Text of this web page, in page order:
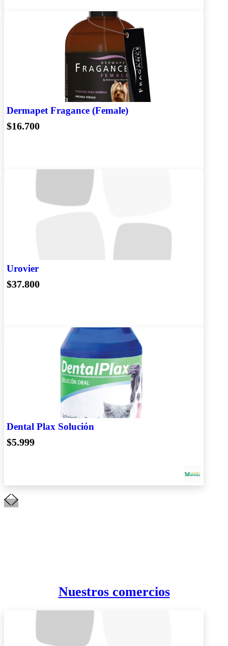
Dermapet Fragance (Female)
$16.700
Urovier
$37.800
Dental Plax Solución
$5.999
Nuestros comercios